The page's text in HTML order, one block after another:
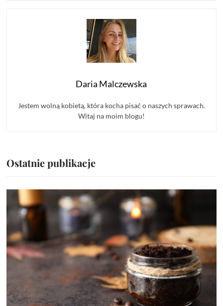
Daria Malczewska
Jestem wolną kobietą, która kocha pisać o naszych sprawach.
Witaj na moim blogu!
Ostatnie publikacje